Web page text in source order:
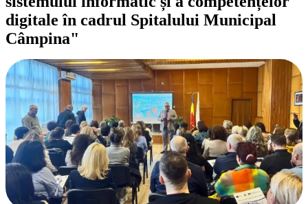
digitale în cadrul Spitalului Municipal
Câmpina"